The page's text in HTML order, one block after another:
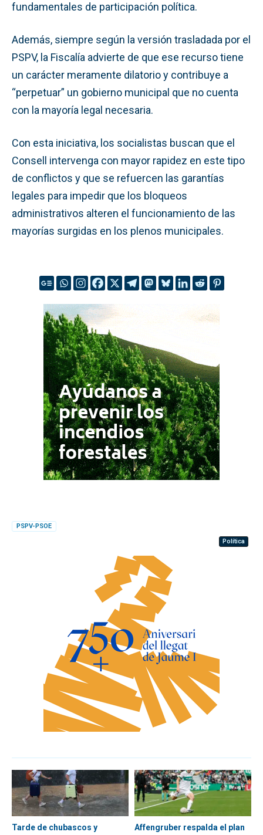
fundamentales de participación política.
Además, siempre según la versión trasladada por el
PSPV, la Fiscalía advierte de que ese recurso tiene
un carácter meramente dilatorio y contribuye a
“perpetuar” un gobierno municipal que no cuenta
con la mayoría legal necesaria.
Con esta iniciativa, los socialistas buscan que el
Consell intervenga con mayor rapidez en este tipo
de conflictos y que se refuercen las garantías
legales para impedir que los bloqueos
administrativos alteren el funcionamiento de las
mayorías surgidas en los plenos municipales.
PSPV-PSOE
Política
Tarde de chubascos y
Affengruber respalda el plan